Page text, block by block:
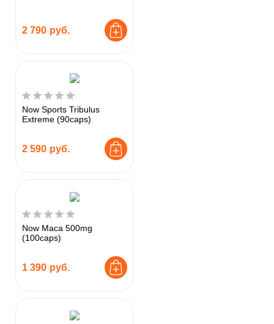
2 790 руб.
Now Sports Tribulus
Extreme (90caps)
2 590 руб.
Now Maca 500mg
(100caps)
1 390 руб.